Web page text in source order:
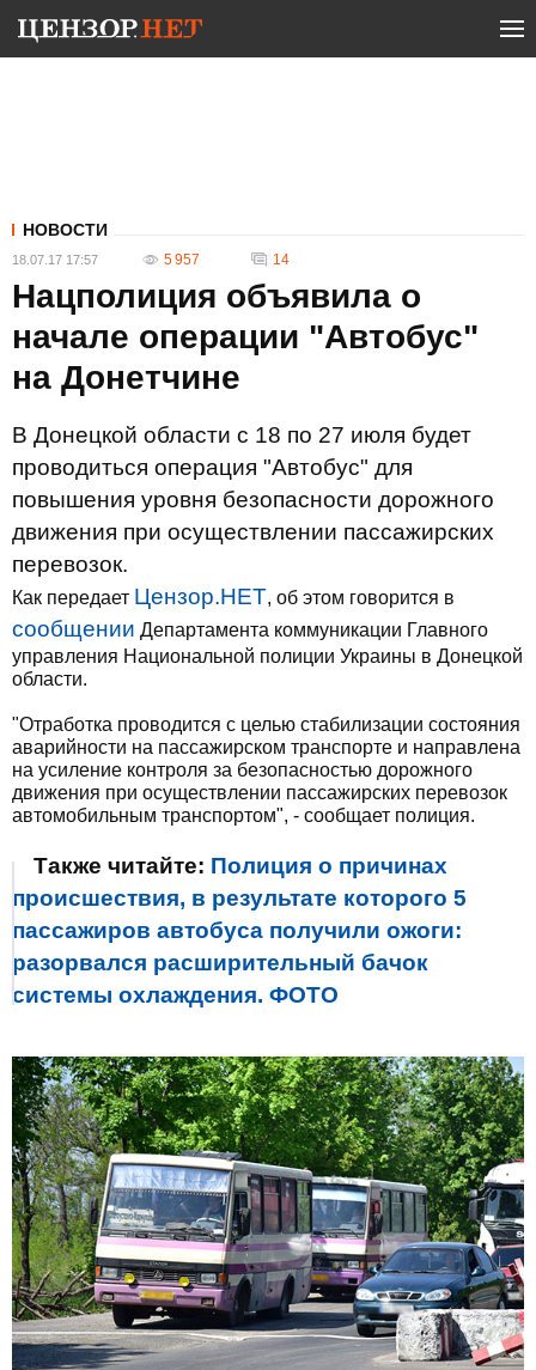
НОВОСТИ
18.07.17 17:57 5 957 14
Нацполиция объявила о
начале операции "Автобус"
на Донетчине
В Донецкой области с 18 по 27 июля будет
проводиться операция "Автобус" для
повышения уровня безопасности дорожного
движения при осуществлении пассажирских
перевозок.
Как передает Цензор.НЕТ, об этом говорится в
сообщении Департамента коммуникации Главного
управления Национальной полиции Украины в Донецкой
области.
"Отработка проводится с целью стабилизации состояния
аварийности на пассажирском транспорте и направлена
на усиление контроля за безопасностью дорожного
движения при осуществлении пассажирских перевозок
автомобильным транспортом", - сообщает полиция.
Также читайте: Полиция о причинах
происшествия, в результате которого 5
пассажиров автобуса получили ожоги:
разорвался расширительный бачок
системы охлаждения. ФОТО